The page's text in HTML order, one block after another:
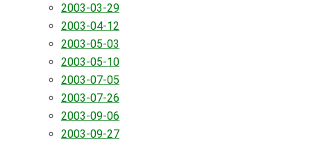
2003-03-29
2003-04-12
2003-05-03
2003-05-10
2003-07-05
2003-07-26
2003-09-06
2003-09-27